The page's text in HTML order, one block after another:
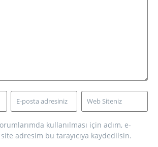
kullanılması için adım, e-
adresim bu tarayıcıya kaydedilsin.